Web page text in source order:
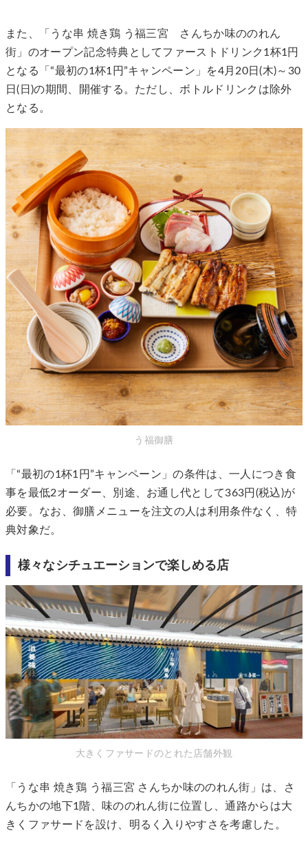
また、「うな串 焼き鶏 う福三宮 さんちか味ののれん
街」のオープン記念特典としてファーストドリンク1杯1円
となる「“最初の1杯1円”キャンペーン」を4月20日(木)～30
日(日)の期間、開催する。ただし、ボトルドリンクは除外
となる。
う福御膳
「“最初の1杯1円”キャンペーン」の条件は、一人につき食
事を最低2オーダー、別途、お通し代として363円(税込)が
必要。なお、御膳メニューを注文の人は利用条件なく、特
典対象だ。
様々なシチュエーションで楽しめる店
大きくファサードのとれた店舗外観
「うな串 焼き鶏 う福三宮 さんちか味ののれん街」は、さ
んちかの地下1階、味ののれん街に位置し、通路からは大
きくファサードを設け、明るく入りやすさを考慮した。